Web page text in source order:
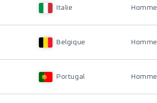
Italie Homme
Belgique Homme
Portugal Homme